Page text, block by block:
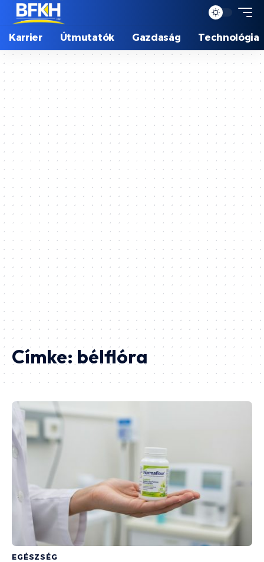
Karrier Útmutatók Gazdaság Technológia
Címke:bélflóra
EGÉSZSÉG